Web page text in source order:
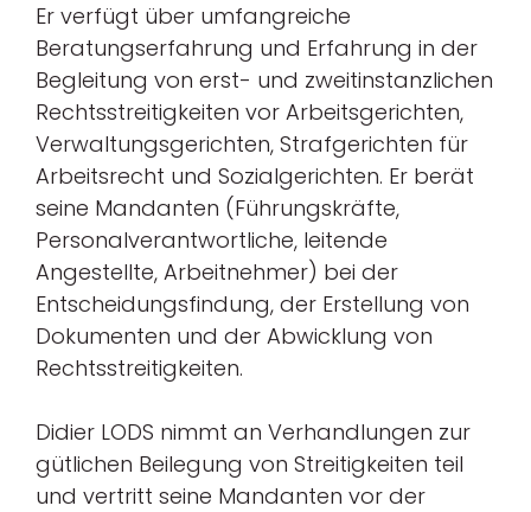
Er verfügt über umfangreiche
Beratungserfahrung und Erfahrung in der
Begleitung von erst- und zweitinstanzlichen
Rechtsstreitigkeiten vor Arbeitsgerichten,
Verwaltungsgerichten, Strafgerichten für
Arbeitsrecht und Sozialgerichten. Er berät
seine Mandanten (Führungskräfte,
Personalverantwortliche, leitende
Angestellte, Arbeitnehmer) bei der
Entscheidungsfindung, der Erstellung von
Dokumenten und der Abwicklung von
Rechtsstreitigkeiten.
Didier LODS nimmt an Verhandlungen zur
gütlichen Beilegung von Streitigkeiten teil
und vertritt seine Mandanten vor der